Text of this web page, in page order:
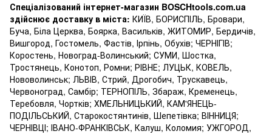
Спеціалізований інтернет-магазин BOSCHtools.com.ua
здійснює доставку в міста: КИЇВ, БОРИСПІЛЬ, Бровари,
Буча, Біла Церква, Боярка, Васильків, ЖИТОМИР, Бердичів,
Вишгород, Гостомель, Фастів, Ірпінь, Обухів; ЧЕРНІГІВ;
Коростень, Новоград-Волинський; СУМИ, Шостка,
Тростянець, Конотоп, Ромни; РІВНЕ; ЛУЦЬК, КОВЕЛЬ,
Нововолинськ; ЛЬВІВ, Стрий, Дрогобич, Трускавець,
Червоноград, Самбір; ТЕРНОПІЛЬ, Збараж, Кременець,
Теребовля, Чортків; ХМЕЛЬНИЦЬКИЙ, КАМ'ЯНЕЦЬ-
ПОДІЛЬСЬКИЙ, Старокостянтинів, Шепетівка; ВІННИЦЯ;
ЧЕРНІВЦІ; ІВАНО-ФРАНКІВСЬК, Калуш, Коломия; УЖГОРОД,